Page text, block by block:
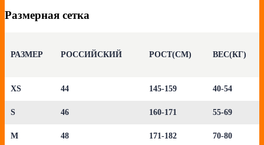
Размерная сетка
РАЗМЕР РОССИЙСКИЙ РОСТ(СМ) ВЕС(КГ)
XS 44 145-159 40-54
S 46 160-171 55-69
M 48 171-182 70-80